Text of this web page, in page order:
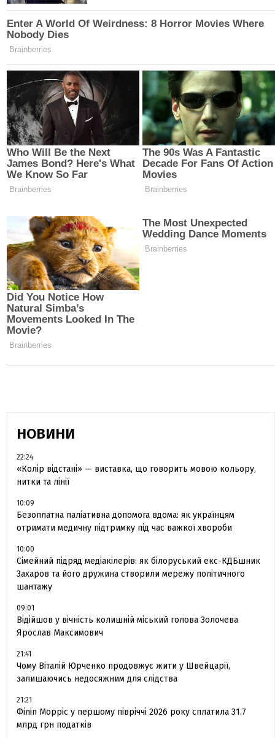
НОВИНИ
22:24
«Колір відстані» — виставка, що говорить мовою кольору,
нитки та лінії
10:09
Безоплатна паліативна допомога вдома: як українцям
отримати медичну підтримку під час важкої хвороби
10:00
Сімейний підряд медіакілерів: як білоруський екс-КДБшник
Захаров та його дружина створили мережу політичного
шантажу
09:01
Відійшов у вічність колишній міський голова Золочева
Ярослав Максимович
21:41
Чому Віталій Юрченко продовжує жити у Швейцарії,
залишаючись недосяжним для слідства
21:21
Філіп Морріс у першому півріччі 2026 року сплатила 31.7
млрд грн податків